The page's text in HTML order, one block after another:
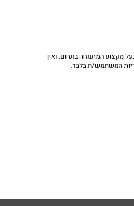
מקצוע המתמחה בתחום, ואין
המשתמש/ת בלבד.